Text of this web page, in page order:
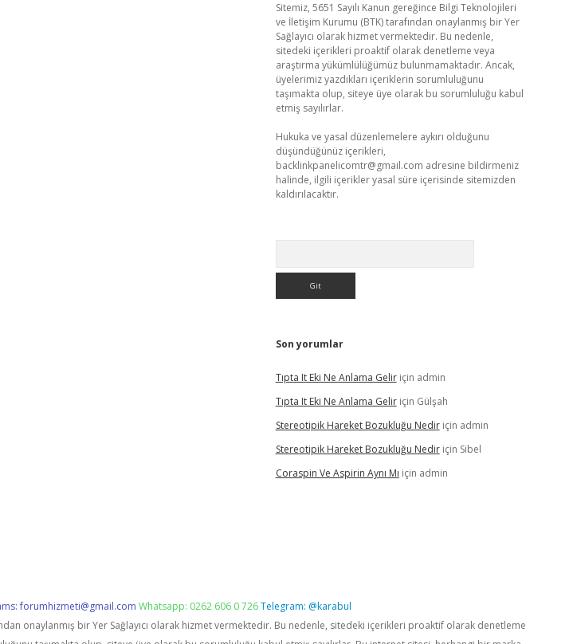
Sitemiz, 5651 Sayılı Kanun gereğince Bilgi Teknolojileri
ve İletişim Kurumu (BTK) tarafından onaylanmış bir Yer
Sağlayıcı olarak hizmet vermektedir. Bu nedenle,
sitedeki içerikleri proaktif olarak denetleme veya
araştırma yükümlülüğümüz bulunmamaktadır. Ancak,
üyelerimiz yazdıkları içeriklerin sorumluluğunu
taşımakta olup, siteye üye olarak bu sorumluluğu kabul
etmiş sayılırlar.
Hukuka ve yasal düzenlemelere aykırı olduğunu
düşündüğünüz içerikleri,
backlinkpanelicomtr@gmail.com adresine bildirmeniz
halinde, ilgili içerikler yasal süre içerisinde sitemizden
kaldırılacaktır.
Son yorumlar
Tıpta It Eki Ne Anlama Geliriçin admin
Tıpta It Eki Ne Anlama Geliriçin Gülşah
Stereotipik Hareket Bozukluğu Nediriçin admin
Stereotipik Hareket Bozukluğu Nediriçin Sibel
Coraspin Ve Aspirin Aynı Mı için admin
forumhizmeti@gmail.com Whatsapp: 0262 606 0 726Telegram: @karabul
onaylanmış bir Yer Sağlayıcı olarak hizmet vermektedir. Bu nedenle, sitedeki içerikleri proaktif olarak denetleme